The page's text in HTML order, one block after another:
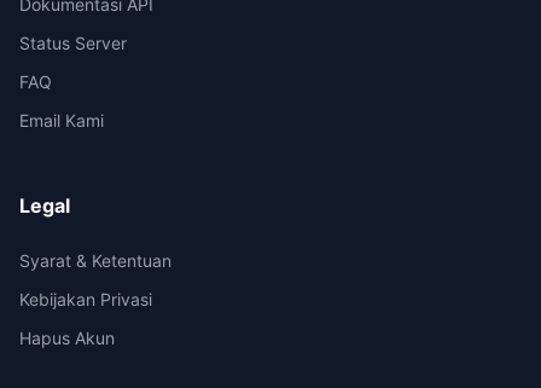
Dokumentasi API
Status Server
FAQ
Email Kami
Legal
Syarat & Ketentuan
Kebijakan Privasi
Hapus Akun